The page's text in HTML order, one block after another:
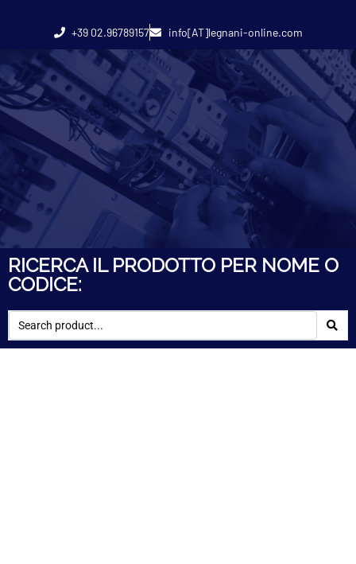
+39 02.96789157 info[AT]legnani-online.com
RICERCA IL PRODOTTO PER NOME O
CODICE: